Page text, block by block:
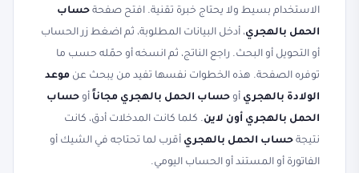
الاستخدام بسيط ولا يحتاج خبرة تقنية. افتح صفحة حساب
الحمل بالهجري، أدخل البيانات المطلوبة، ثم اضغط زر الحساب
أو التحويل أو البحث. راجع الناتج، ثم انسخه أو حمّله حسب ما
توفره الصفحة. هذه الخطوات نفسها تفيد من يبحث عن موعد
الولادة بالهجري أو حساب الحمل بالهجري مجاناً أو حساب
الحمل بالهجري أون لاين. كلما كانت المدخلات أدق، كانت
نتيجة حساب الحمل بالهجري أقرب لما تحتاجه في الشيك أو
الفاتورة أو المستند أو الحساب اليومي.